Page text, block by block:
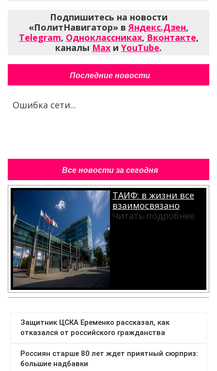
Подпишитесь на новости
«ПолитНавигатор» вЯндекс.Дзен,
Telegram, Одноклассниках, Вконтакте,
каналы Max и YouTube.
Последние новости
Ошибка сети...
Все новости за сегодня
ТАИФ: в жизни все
взаимосвязано
Читать подробнее